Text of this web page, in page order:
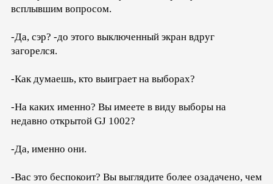
всплывшим вопросом.
-Да, сэр? -до этого выключенный экран вдруг
загорелся.
-Как думаешь, кто выиграет на выборах?
-На каких именно? Вы имеете в виду выборы на
недавно открытой GJ 1002?
-Да, именно они.
-Вас это беспокоит? Вы выглядите более озадачено, чем